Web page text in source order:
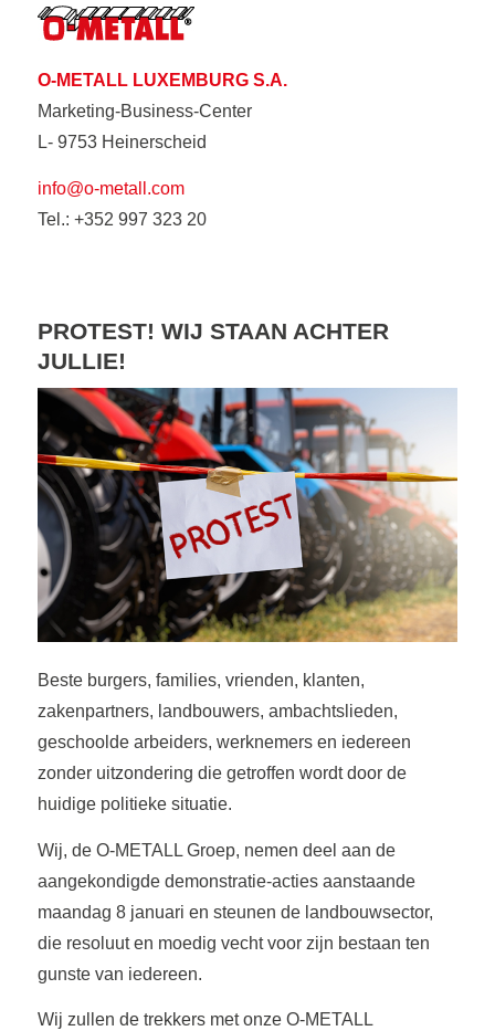
O-METALL LUXEMBURG S.A.
Marketing-Business-Center
L- 9753 Heinerscheid
info@o-metall.com
Tel.: +352 997 323 20
PROTEST! WIJ STAAN ACHTER
JULLIE!
Beste burgers, families, vrienden, klanten,
zakenpartners, landbouwers, ambachtslieden,
geschoolde arbeiders, werknemers en iedereen
zonder uitzondering die getroffen wordt door de
huidige politieke situatie.
Wij, de O-METALL Groep, nemen deel aan de
aangekondigde demonstratie-acties aanstaande
maandag 8 januari en steunen de landbouwsector,
die resoluut en moedig vecht voor zijn bestaan ten
gunste van iedereen.
Wij zullen de trekkers met onze O-METALL